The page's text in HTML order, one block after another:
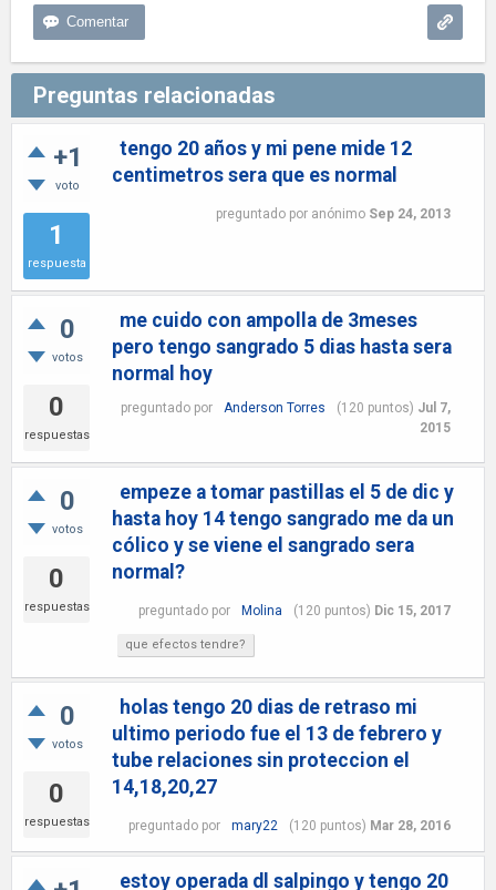
Preguntas relacionadas
+1
voto
1
respuesta
tengo 20 años y mi pene mide 12
centimetros sera que es normal
preguntado por anónimo Sep 24, 2013
0
votos
0
respuestas
me cuido con ampolla de 3meses
pero tengo sangrado 5 dias hasta sera
normal hoy
preguntado por Anderson Torres (120 puntos) Jul 7,
2015
0
votos
0
respuestas
empeze a tomar pastillas el 5 de dic y
hasta hoy 14 tengo sangrado me da un
cólico y se viene el sangrado sera
normal?
preguntado por Molina (120 puntos) Dic 15, 2017
que efectos tendre?
0
votos
0
respuestas
holas tengo 20 dias de retraso mi
ultimo periodo fue el 13 de febrero y
tube relaciones sin proteccion el
14,18,20,27
preguntado por mary22 (120 puntos) Mar 28, 2016
estoy operada dl salpingo y tengo 20